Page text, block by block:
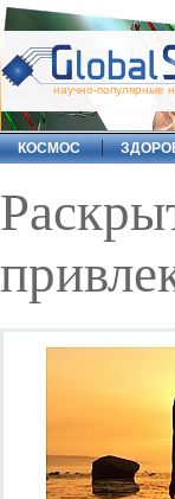
научно-популярные
КОСМОС